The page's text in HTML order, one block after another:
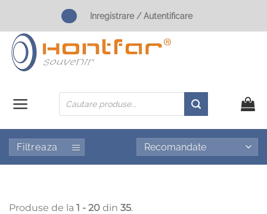
content
Inregistrare / Autentificare
Products
search
Filtreaza
Produse de la 1 - 20 din 35.